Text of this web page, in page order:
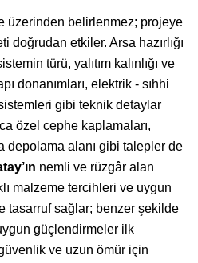
üzerinden belirlenmez; projeye
doğrudan etkiler. Arsa hazırlığı
türü, yalıtım kalınlığı ve
donanımları, elektrik - sıhhi
gibi teknik detaylar
özel cephe kaplamaları,
depolama alanı gibi talepler de
nemli ve rüzgâr alan
malzeme tercihleri ve uygun
tasarruf sağlar; benzer şekilde
güçlendirmeler ilk
ve uzun ömür için